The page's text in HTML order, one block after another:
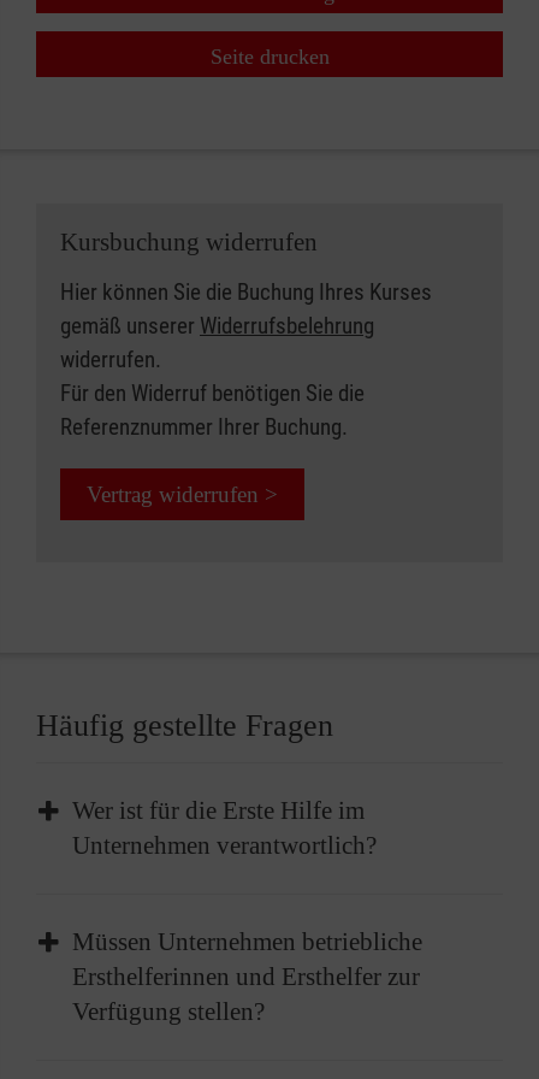
Seite drucken
Kursbuchung widerrufen
Hier können Sie die Buchung Ihres Kurses
gemäß unserer Widerrufsbelehrung
widerrufen.
Für den Widerruf benötigen Sie die
Referenznummer Ihrer Buchung.
Vertrag widerrufen >
Häufig gestellte Fragen
Wer ist für die Erste Hilfe im
Unternehmen verantwortlich?
Im Unternehmen liegt die Verantwortung für
die Bereitstellung der Ersten Hilfe beim
Arbeitgeber. Dies beinhaltet die Einrichtung
geeigneter Strukturen sowie die Sicherstellung
Müssen Unternehmen betriebliche
Ersthelferinnen und Ersthelfer zur
Verfügung stellen?